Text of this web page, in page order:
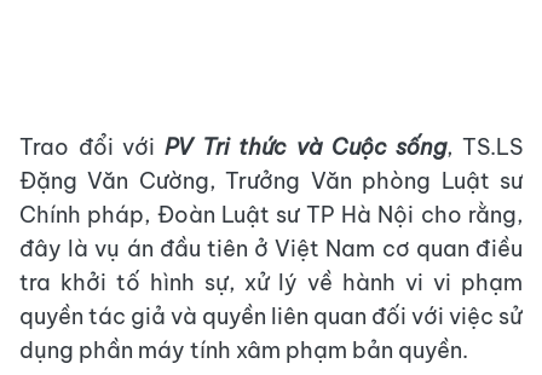
Trao đổi với PV Tri thức và Cuộc sống, TS.LS
Đặng Văn Cường, Trưởng Văn phòng Luật sư
Chính pháp, Đoàn Luật sư TP Hà Nội cho rằng,
đây là vụ án đầu tiên ở Việt Nam cơ quan điều
tra khởi tố hình sự, xử lý về hành vi vi phạm
quyền tác giả và quyền liên quan đối với việc sử
dụng phần máy tính xâm phạm bản quyền.